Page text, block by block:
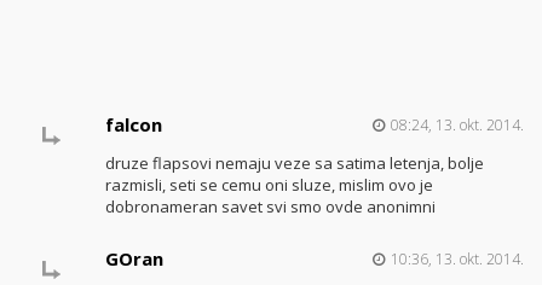
falcon 08:24, 13. okt. 2014.
druze flapsovi nemaju veze sa satima letenja, bolje
razmisli, seti se cemu oni sluze, mislim ovo je
dobronameran savet svi smo ovde anonimni
GOran 10:36, 13. okt. 2014.